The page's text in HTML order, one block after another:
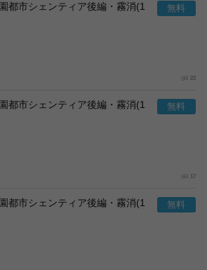
都市シェンティア後編・霧消(1
22
都市シェンティア後編・霧消(1
17
都市シェンティア後編・霧消(1